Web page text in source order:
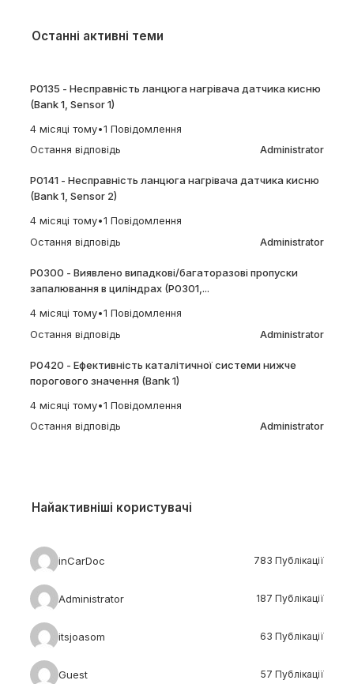
Останні активні теми
P0135 - Несправність ланцюга нагрівача датчика кисню
(Bank 1, Sensor 1)
4 місяці тому•1 Повідомлення
Остання відповідь
Administrator
P0141 - Несправність ланцюга нагрівача датчика кисню
(Bank 1, Sensor 2)
4 місяці тому•1 Повідомлення
Остання відповідь
Administrator
P0300 - Виявлено випадкові/багаторазові пропуски
запалювання в циліндрах (P0301,...
4 місяці тому•1 Повідомлення
Остання відповідь
Administrator
P0420 - Ефективність каталітичної системи нижче
порогового значення (Bank 1)
4 місяці тому•1 Повідомлення
Остання відповідь
Administrator
Найактивніші користувачі
inCarDoc 783 Публікації
Administrator 187 Публікації
itsjoasom 63 Публікації
Guest 57 Публікації